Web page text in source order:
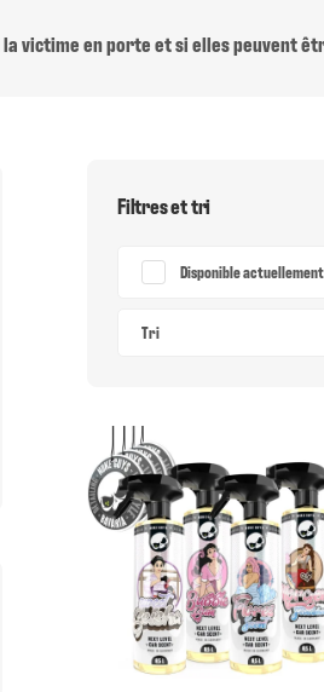
victime en porte et si elles peuvent
Filtres et tri
Disponible actuellement
Tri
Trouv?